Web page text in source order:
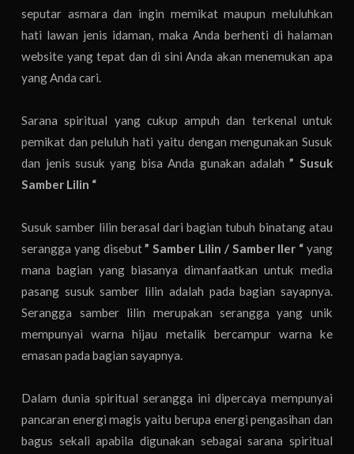
seputar asmara dan ingin memikat maupun meluluhkan
hati lawan jenis idaman, maka Anda berhenti di halaman
website yang tepat dan di sini Anda akan menemukan apa
yang Anda cari.
Sarana spiritual yang cukup ampuh dan terkenal untuk
pemikat dan peluluh hati yaitu dengan mengunakan Susuk
dan jenis susuk yang bisa Anda gunakan adalah” Susuk
Samber Lilin “
Susuk samber lilin berasal dari bagian tubuh binatang atau
serangga yang disebut” Samber Lilin / Samber Iler “ yang
mana bagian yang biasanya dimanfaatkan untuk media
pasang susuk samber lilin adalah pada bagian sayapnya.
Serangga samber lilin merupakan serangga yang unik
mempunyai warna hijau metalik bercampur warna ke
emasan pada bagian sayapnya.
Dalam dunia spiritual serangga ini dipercaya mempunyai
pancaran energi magis yaitu berupa energi pengasihan dan
bagus sekali apabila digunakan sebagai sarana spiritual